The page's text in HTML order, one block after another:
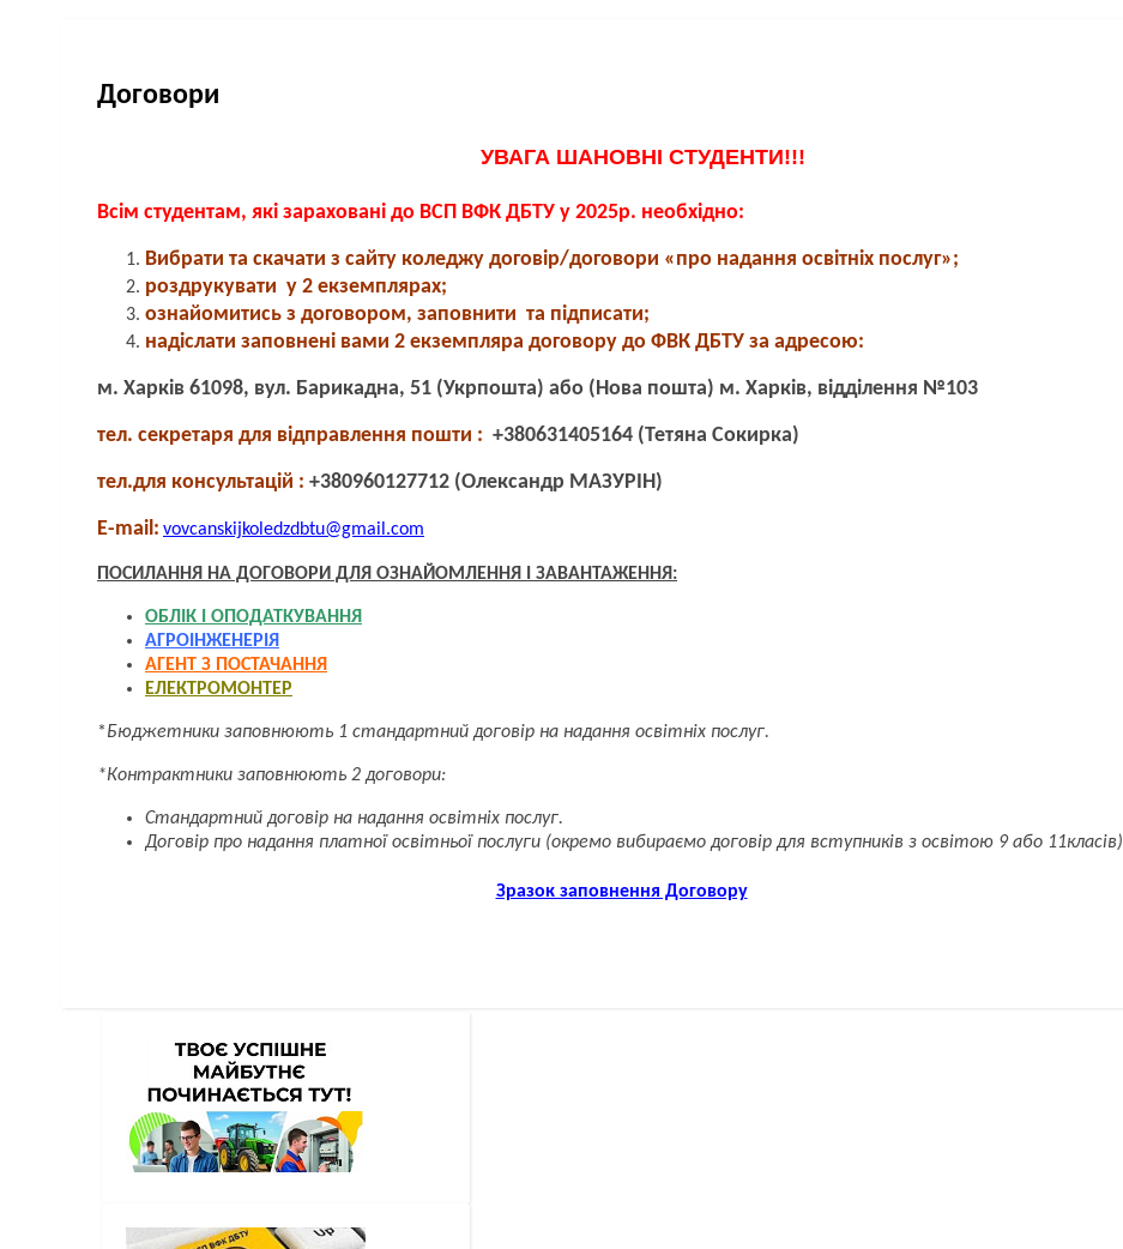
Договори
УВАГА ШАНОВНІ СТУДЕНТИ!!!
Всім студентам, які зараховані до ВСП ВФК ДБТУ у 2025р. необхідно:
Вибрати та скачати з сайту коледжу договір/договори «про надання освітніх послуг»;
роздрукувати у 2 екземплярах;
ознайомитись з договором, заповнити та підписати;
надіслати заповнені вами 2 екземпляра договору до ФВК ДБТУ за адресою:
м. Харків 61098, вул. Барикадна, 51 (Укрпошта) або (Нова пошта) м. Харків, відділення №103
тел. секретаря для відправлення пошти : +380631405164 (Тетяна Сокирка)
тел.для консультацій : +380960127712 (Олександр МАЗУРІН)
E-mail: vovcanskijkoledzdbtu@gmail.com
ПОСИЛАННЯ НА ДОГОВОРИ ДЛЯ ОЗНАЙОМЛЕННЯ І ЗАВАНТАЖЕННЯ:
ОБЛІК І ОПОДАТКУВАННЯ
АГРОІНЖЕНЕРІЯ
АГЕНТ З ПОСТАЧАННЯ
ЕЛЕКТРОМОНТЕР
*Бюджетники заповнюють 1 стандартний договір на надання освітніх послуг.
*Контрактники заповнюють 2 договори:
Стандартний договір на надання освітніх послуг.
Договір про надання платної освітньої послуги (окремо вибираємо договір для вступників з освітою 9 або 11класів)
Зразок заповнення Договору